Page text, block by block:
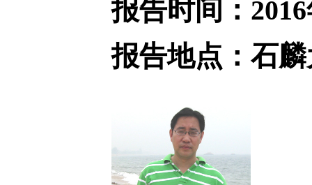
报告时间：
报告地点：石麟